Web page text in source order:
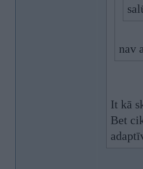
nav
It kā
Bet